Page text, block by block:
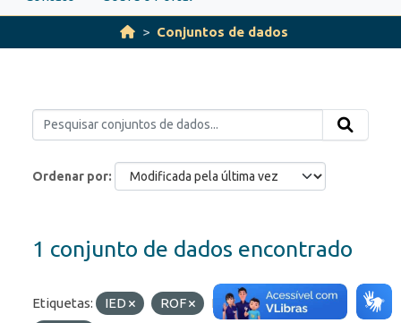
Conjuntos de dados
Ordenar por
1 conjunto de dados encontrado
Etiquetas: IED ROF Formatos:
API